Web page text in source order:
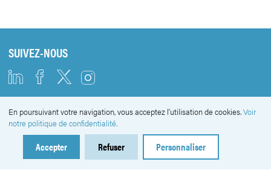
SUIVEZ-NOUS
NEWSLETTER
En poursuivant votre navigation, vous acceptez l'utilisation de cookies.Voir
notre politique de confidentialité.
Accepter Refuser Personnaliser